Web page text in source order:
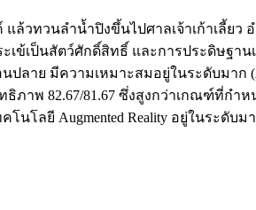
วทวนลำน้ำปิงขึ้นไปศาลเจ้าเก้าเลี้ยว
เป็นสัตว์ศักดิ์สิทธิ์ และการประดิษฐาน
ปลาย มีความเหมาะสมอยู่ในระดับมาก (
พ 82.67/81.67 ซึ่งสูงกว่าเกณฑ์ที่กำห
โลยี Augmented Reality อยู่ในระดับม